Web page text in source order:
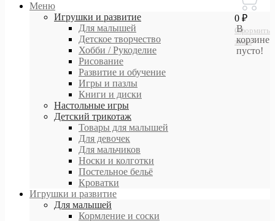
В
корзине
пусто!
0 ₽
Оформить
заказ
Меню
Игрушки и развитие
Для малышей
Детское творчество
Хобби / Рукоделие
Рисование
Развитие и обучение
Игры и пазлы
Книги и диски
Настольные игры
Детский трикотаж
Товары для малышей
Для девочек
Для мальчиков
Носки и колготки
Постельное бельё
Кроватки
Игрушки и развитие
Для малышей
Кормление и соски